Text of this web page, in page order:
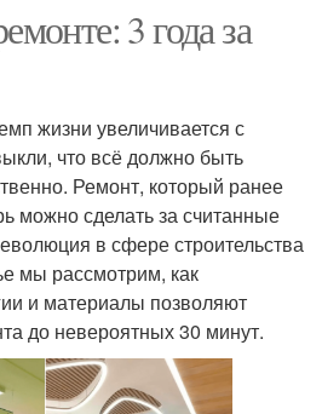
3 года за
жизни увеличивается с
что всё должно быть
Ремонт, который ранее
можно сделать за считанные
в сфере строительства
мы рассмотрим, как
и материалы позволяют
до невероятных 30 минут.